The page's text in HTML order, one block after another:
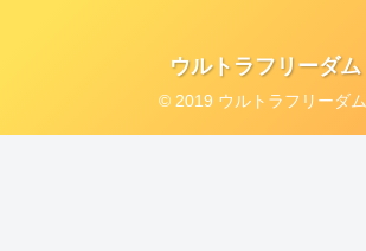
ウルトラフリーダム
© 2019 ウルトラフリーダム.